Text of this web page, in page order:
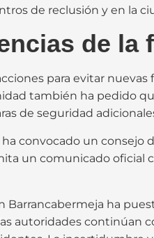
de reclusión y en la
de la
para evitar
también ha pedido
de seguridad
convocado un consejo
un comunicado oficial
Barrancabermeja ha
autoridades continúan